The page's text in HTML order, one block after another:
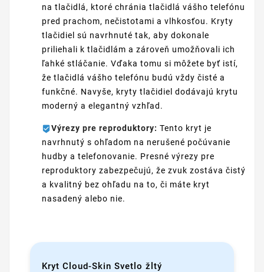
na tlačidlá, ktoré chránia tlačidlá vášho telefónu
pred prachom, nečistotami a vlhkosťou. Kryty
tlačidiel sú navrhnuté tak, aby dokonale
priliehali k tlačidlám a zároveň umožňovali ich
ľahké stláčanie. Vďaka tomu si môžete byť istí,
že tlačidlá vášho telefónu budú vždy čisté a
funkčné. Navyše, kryty tlačidiel dodávajú krytu
moderný a elegantný vzhľad.
Výrezy pre reproduktory: Tento kryt je
navrhnutý s ohľadom na nerušené počúvanie
hudby a telefonovanie. Presné výrezy pre
reproduktory zabezpečujú, že zvuk zostáva čistý
a kvalitný bez ohľadu na to, či máte kryt
nasadený alebo nie.
Kryt Cloud-Skin Svetlo žltý